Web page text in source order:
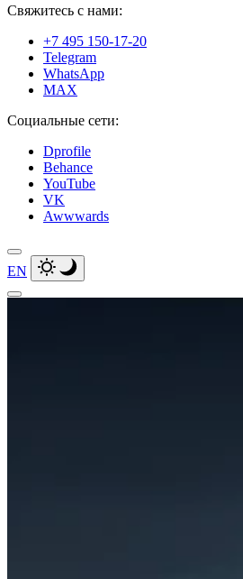
Свяжитесь с нами:
+7 495 150-17-20
Telegram
WhatsApp
MAX
Социальные сети:
Dprofile
Behance
YouTube
VK
Awwwards
EN